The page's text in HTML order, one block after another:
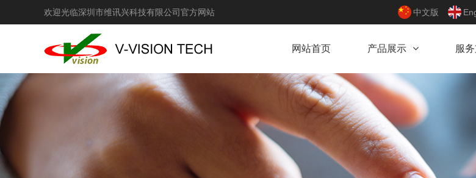
欢迎光临深圳市维讯兴科技有限公司官方网站 中文版
网站首页 产品展示 服